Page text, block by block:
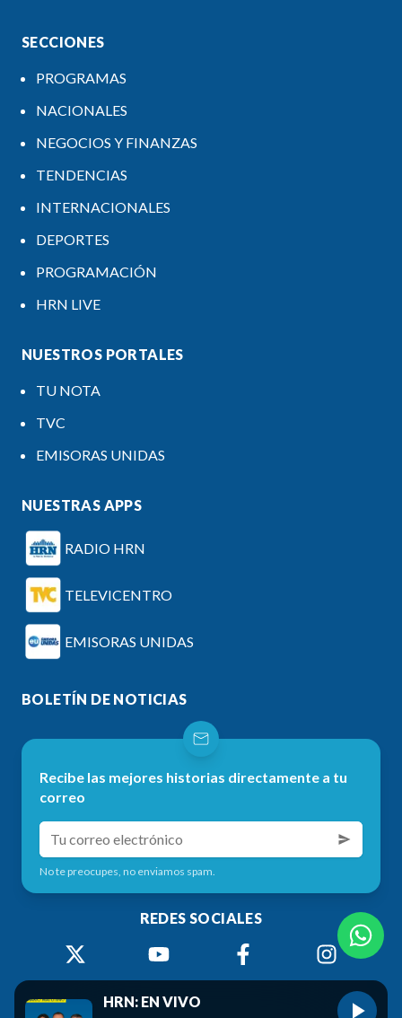
SECCIONES
PROGRAMAS
NACIONALES
NEGOCIOS Y FINANZAS
TENDENCIAS
INTERNACIONALES
DEPORTES
PROGRAMACIÓN
HRN LIVE
NUESTROS PORTALES
TU NOTA
TVC
EMISORAS UNIDAS
NUESTRAS APPS
RADIO HRN
TELEVICENTRO
EMISORAS UNIDAS
BOLETÍN DE NOTICIAS
Recibe las mejores historias directamente a tu
correo
No te preocupes, no enviamos spam.
REDES SOCIALES
HRN: EN VIVO